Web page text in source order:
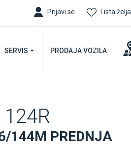
Prijavi se Lista želja
SERVIS PRODAJA VOZILA
124R
144M PREDNJA